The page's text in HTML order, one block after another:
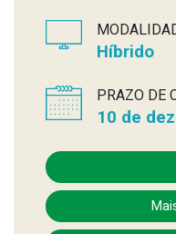
Híbrido
PRAZO DE
10 de